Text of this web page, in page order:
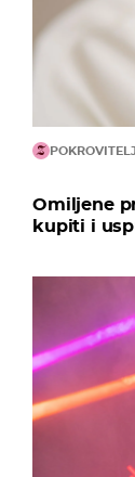
Omiljene
kupiti i